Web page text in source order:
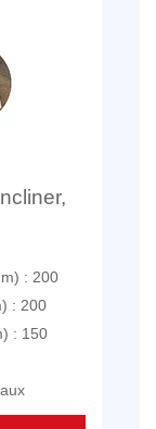
: 200
: 200
: 150